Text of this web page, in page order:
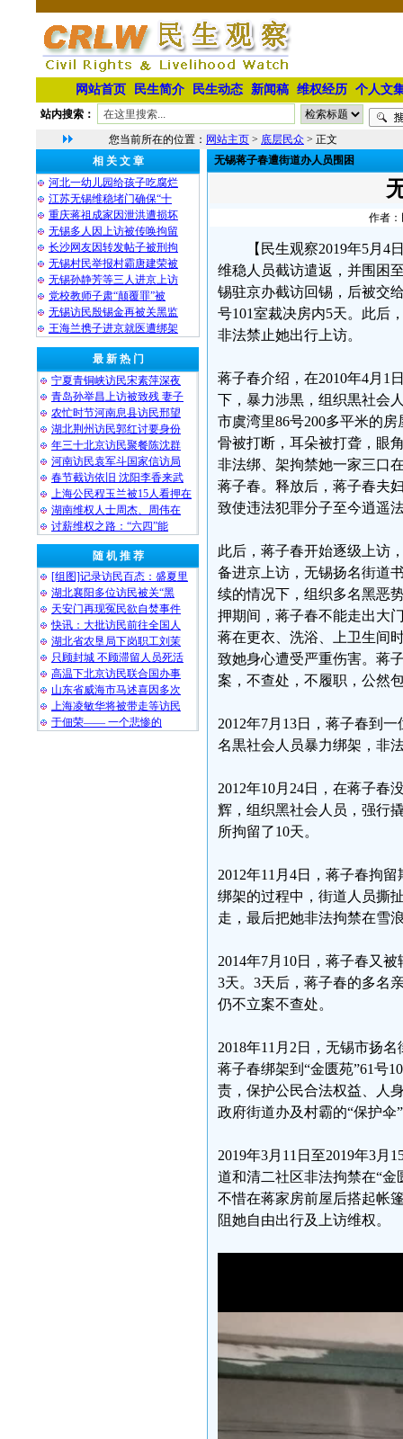
网站首页 民生简介 民生动态 新闻稿 维权经历 个人文
站内搜索：
您当前所在的位置： 网站主页 > 底层民众 > 正文
相 关 文 章
河北一幼儿园给孩子吃腐烂
江苏无锡维稳堵门确保“十
重庆蒋祖成家因泄洪遭损坏
无锡多人因上访被传唤拘留
长沙网友因转发帖子被刑拘
无锡村民举报村霸唐建荣被
无锡孙静芳等三人进京上访
党校教师子肃“颠覆罪”被
无锡访民殷锡金再被关黑监
王海兰携子进京就医遭绑架
最 新 热 门
宁夏青铜峡访民宋素萍深夜
青岛孙举昌上访被致残 妻子
农忙时节河南息县访民邢望
湖北荆州访民郭红讨要身份
年三十北京访民聚餐陈沈群
河南访民袁军斗国家信访局
春节截访依旧 沈阳李香来武
上海公民程玉兰被15人看押在
湖南维权人士周杰、周伟在
讨薪维权之路：“六四”能
随 机 推 荐
[组图]记录访民百态：盛夏里
湖北襄阳多位访民被关“黑
天安门再现冤民欲自焚事件
快讯：大批访民前往全国人
湖北省农垦局下岗职工刘茉
只顾封城 不顾滞留人员死活
高温下北京访民联合国办事
山东省威海市马述喜因多次
上海凌敏华将被带走等访民
于佃荣—— 一个悲惨的
无锡蒋子春遭街道办人员围困
作者：
【民生观察2019年5月
维稳人员截访遣返，并围困
锡驻京办截访回锡，后被交
号101室裁决房内5天。此后
非法禁止她出行上访。
蒋子春介绍，在2010年4月1
下，暴力涉黒，组织黒社会
市虞湾里86号200多平米的
骨被打断，耳朵被打聋，眼
非法绑、架拘禁她一家三口
蒋子春。释放后，蒋子春夫
致使违法犯罪分子至今逍遥
此后，蒋子春开始逐级上访
备进京上访，无锡扬名街道
续的情况下，组织多名黑恶
押期间，蒋子春不能走出大
蒋在更衣、洗浴、上卫生间
致她身心遭受严重伤害。蒋
案，不查处，不履职，公然
2012年7月13日，蒋子春到
名黒社会人员暴力绑架，非
2012年10月24日，在蒋子春
辉，组织黑社会人员，强行
所拘留了10天。
2012年11月4日，蒋子春拘
绑架的过程中，街道人员撕
走，最后把她非法拘禁在雪
2014年7月10日，蒋子春又
3天。3天后，蒋子春的多名
仍不立案不查处。
2018年11月2日，无锡市扬
蒋子春绑架到“金匮苑”61号
责，保护公民合法权益、人
政府街道办及村霸的“保护伞
2019年3月11日至2019年3
道和清二社区非法拘禁在“金
不惜在蒋家房前屋后搭起帐
阻她自由出行及上访维权。